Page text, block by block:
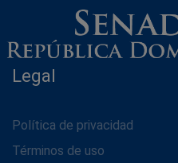
Legal
Política de privacidad
Términos de uso